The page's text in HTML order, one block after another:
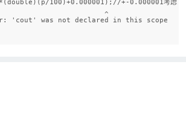
^
'cout' was not declared in this scope